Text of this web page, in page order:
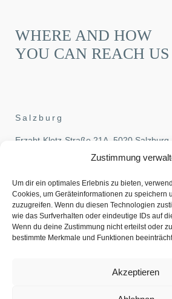
Zustimmung
Um dir ein optimales Erlebnis zu bieten,
Cookies, um Geräteinformationen zu speichern
zuzugreifen. Wenn du diesen Technologien
wie das Surfverhalten oder eindeutige IDs auf
Wenn du deine Zustimmung nicht erteilst oder
bestimmte Merkmale und Funktionen
Akzeptieren
WHERE AND HOW
YOU CAN REACH US
Salzburg
Erzabt-Klotz-Straße 21A, 5020 Salzburg
+43-662-827070,
Email:office@pehb.at
Vienna
Löwelstraße 14, 1010 Vienna